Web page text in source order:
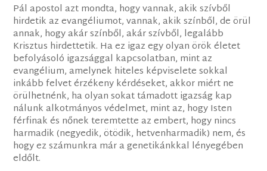
Pál apostol azt mondta, hogy vannak, akik szívből
hirdetik az evangéliumot, vannak, akik színből, de örül
annak, hogy akár színből, akár szívből, legalább
Krisztus hirdettetik. Ha ez igaz egy olyan örök életet
befolyásoló igazsággal kapcsolatban, mint az
evangélium, amelynek hiteles képviselete sokkal
inkább felvet érzékeny kérdéseket, akkor miért ne
örülhetnénk, ha olyan sokat támadott igazság kap
nálunk alkotmányos védelmet, mint az, hogy Isten
férfinak és nőnek teremtette az embert, hogy nincs
harmadik (negyedik, ötödik, hetvenharmadik) nem, és
hogy ez számunkra már a genetikánkkal lényegében
eldőlt.